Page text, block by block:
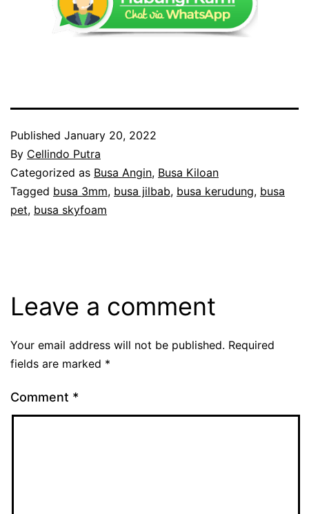
Published January 20, 2022
By Cellindo Putra
Categorized as Busa Angin, Busa Kiloan
Tagged busa 3mm, busa jilbab, busa kerudung, busa
pet, busa skyfoam
Leave a comment
Your email address will not be published. Required
fields are marked *
Comment *